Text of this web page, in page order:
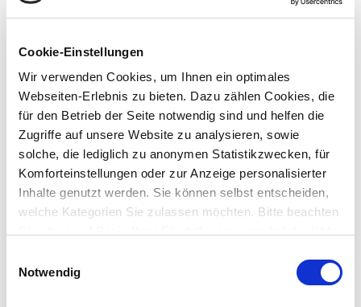
Cookie-Einstellungen
Wir verwenden Cookies, um Ihnen ein optimales
Webseiten-Erlebnis zu bieten. Dazu zählen Cookies, die
für den Betrieb der Seite notwendig sind und helfen die
Zugriffe auf unsere Website zu analysieren, sowie
solche, die lediglich zu anonymen Statistikzwecken, für
Komforteinstellungen oder zur Anzeige personalisierter
Inhalte genutzt werden. Sie können selbst entscheiden,
welche Kategorien Sie zulassen möchten. Bitte beachten
stehen. Sie geben Einwilligung zu unseren Cookies,
wenn Sie unsere Webseite weiterhin nutzen. Weitere
Notwendig
Herr
Frau
Vorname*
Nachname*